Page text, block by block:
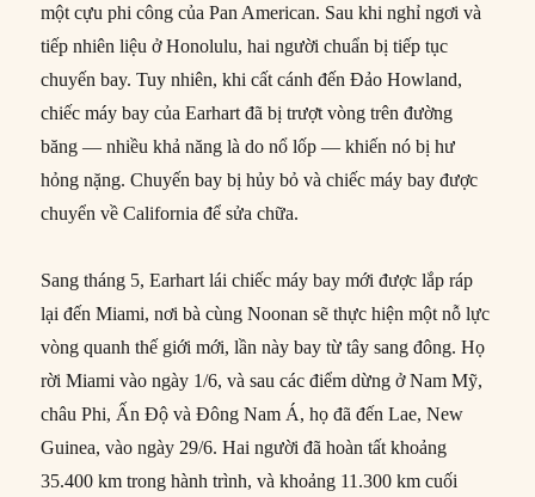
một cựu phi công của Pan American. Sau khi nghỉ ngơi và
tiếp nhiên liệu ở Honolulu, hai người chuẩn bị tiếp tục
chuyến bay. Tuy nhiên, khi cất cánh đến Đảo Howland,
chiếc máy bay của Earhart đã bị trượt vòng trên đường
băng — nhiều khả năng là do nổ lốp — khiến nó bị hư
hỏng nặng. Chuyến bay bị hủy bỏ và chiếc máy bay được
chuyển về California để sửa chữa.
Sang tháng 5, Earhart lái chiếc máy bay mới được lắp ráp
lại đến Miami, nơi bà cùng Noonan sẽ thực hiện một nỗ lực
vòng quanh thế giới mới, lần này bay từ tây sang đông. Họ
rời Miami vào ngày 1/6, và sau các điểm dừng ở Nam Mỹ,
châu Phi, Ấn Độ và Đông Nam Á, họ đã đến Lae, New
Guinea, vào ngày 29/6. Hai người đã hoàn tất khoảng
35.400 km trong hành trình, và khoảng 11.300 km cuối